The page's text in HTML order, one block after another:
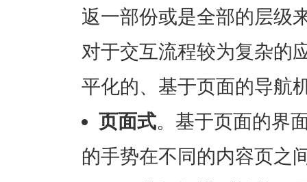
返一部份或是全部的层级
对于交互流程较为复杂的
平化的、基于页面的导航
页面式。基于页面的界
的手势在不同的内容页之